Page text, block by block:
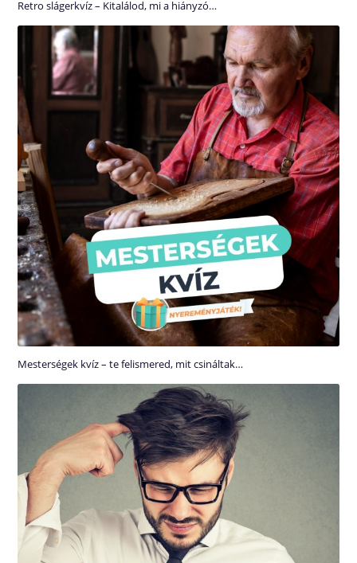
Retro slágerkvíz – Kitalálod, mi a hiányzó…
Mesterségek kvíz – te felismered, mit csináltak…